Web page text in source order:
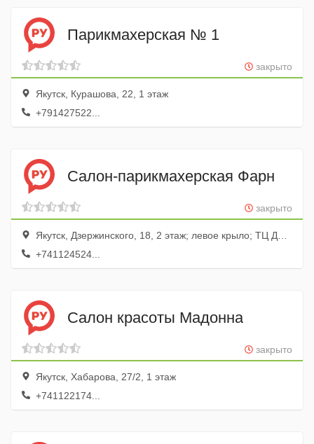
Парикмахерская № 1
закрыто
Якутск, Курашова, 22, 1 этаж
+791427522...
Салон-парикмахерская Фарн
закрыто
Якутск, Дзержинского, 18, 2 этаж; левое крыло; ТЦ Дом Быта
+741124524...
Салон красоты Мадонна
закрыто
Якутск, Хабарова, 27/2, 1 этаж
+741122174...